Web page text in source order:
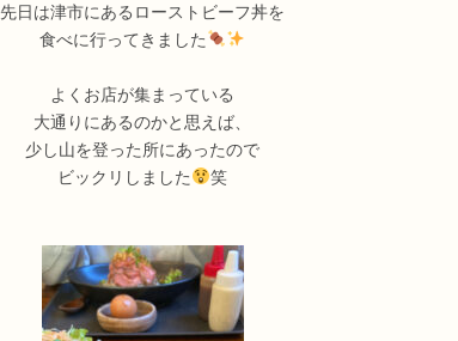
先日は津市にあるローストビーフ丼を
食べに行ってきました
よくお店が集まっている
大通りにあるのかと思えば、
少し山を登った所にあったので
ビックリしました
笑